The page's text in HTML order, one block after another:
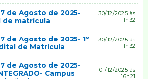
de Agosto de 2025-
de matrícula
30/12/2025 às
11h32
de Agosto de 2025- 1º
de Matrícula
30/12/2025 às
11h32
de Agosto de 2025-
Campus
01/12/2025 às
16h21